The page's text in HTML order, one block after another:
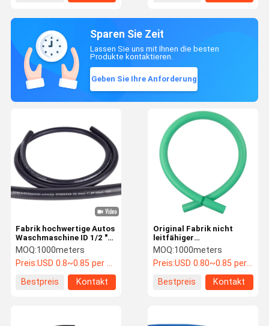
Sparen Sie Zeit
Lassen Sie uns mit Ihnen die besten
Produkte kontaktieren.
Geben Sie Ihre Anforderung
Original Fabrik nicht
leitfähiger
Mehrzweckschlauch aus
EPDM
MOQ:1000meters
Preis:USD 0.80~0.85 per meter
Bestpreis
Kontakt
Fabrik hochwertige Autos
Waschmaschine ID 1/2 "
Schwarz EPDM Gummi
Schlauch
MOQ:1000meters
Preis:USD 0.8~0.85 per meter
Bestpreis
Kontakt